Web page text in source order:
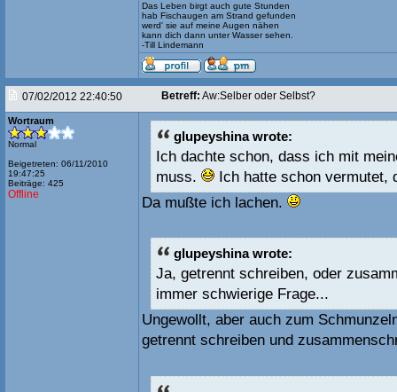
Das Leben birgt auch gute Stunden
hab Fischaugen am Strand gefunden
werd' sie auf meine Augen nähen
kann dich dann unter Wasser sehen.
-Till Lindemann
07/02/2012 22:40:50 Betreff: Aw:Selber oder Selbst?
Wortraum
Normal
Beigetreten: 06/11/2010
19:47:25
Beiträge: 425
Offline
glupeyshina wrote:
Ich dachte schon, dass ich mit
muss.
Ich hatte schon vermutet,
Da mußte ich lachen.
glupeyshina wrote:
Ja, getrennt schreiben, oder
immer schwierige Frage...
Ungewollt, aber auch zum
getrennt schreiben und